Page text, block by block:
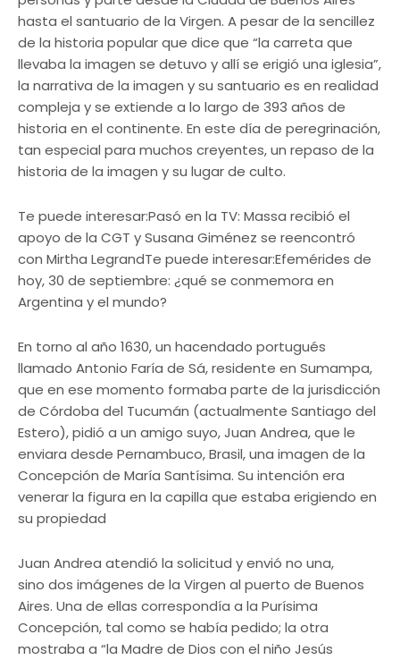
hasta el santuario de la Virgen. A pesar de la sencillez
de la historia popular que dice que “la carreta que
llevaba la imagen se detuvo y allí se erigió una iglesia”,
la narrativa de la imagen y su santuario es en realidad
compleja y se extiende a lo largo de 393 años de
historia en el continente. En este día de peregrinación,
tan especial para muchos creyentes, un repaso de la
historia de la imagen y su lugar de culto.
Te puede interesar:Pasó en la TV: Massa recibió el
apoyo de la CGT y Susana Giménez se reencontró
con Mirtha LegrandTe puede interesar:Efemérides de
hoy, 30 de septiembre: ¿qué se conmemora en
Argentina y el mundo?
En torno al año 1630, un hacendado portugués
llamado Antonio Faría de Sá, residente en Sumampa,
que en ese momento formaba parte de la jurisdicción
de Córdoba del Tucumán (actualmente Santiago del
Estero), pidió a un amigo suyo, Juan Andrea, que le
enviara desde Pernambuco, Brasil, una imagen de la
Concepción de María Santísima. Su intención era
venerar la figura en la capilla que estaba erigiendo en
su propiedad
Juan Andrea atendió la solicitud y envió no una,
sino dos imágenes de la Virgen al puerto de Buenos
Aires. Una de ellas correspondía a la Purísima
Concepción, tal como se había pedido; la otra
mostraba a “la Madre de Dios con el niño Jesús